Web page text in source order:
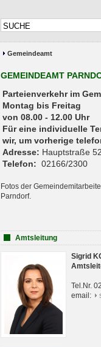
Gemeindeamt
GEMEINDEAMT
Parteienverkehr
Montag bis Freitag
von 08.00 - 12.00 Uhr
Für eine individuelle
wir, um vorherige
Adresse: Hauptstraße
Telefon: 02166/2300
Fotos der
Parndorf.
Amtsleitung
Sigrid
Tel.Nr.
email: